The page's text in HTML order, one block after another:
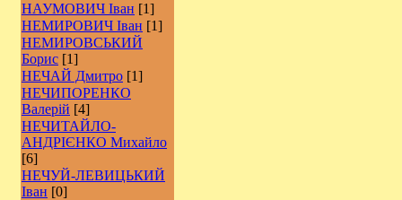
НАУМОВИЧ Іван [1]
НЕМИРОВИЧ Іван [1]
НЕМИРОВСЬКИЙ
Борис [1]
НЕЧАЙ Дмитро [1]
НЕЧИПОРЕНКО
Валерій [4]
НЕЧИТАЙЛО-
АНДРІЄНКО Михайло
[6]
НЕЧУЙ-ЛЕВИЦЬКИЙ
Іван [0]